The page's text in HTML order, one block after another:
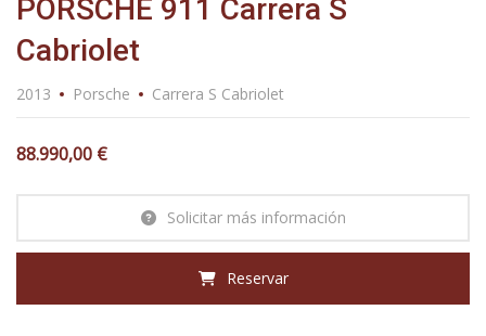
PORSCHE 911 Carrera S
Cabriolet
2013 Porsche Carrera S Cabriolet
88.990,00 €
Solicitar más información
Reservar